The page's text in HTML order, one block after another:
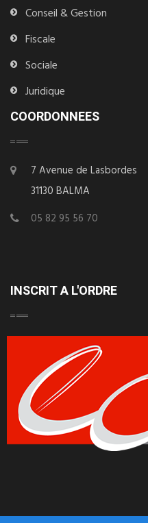
Conseil & Gestion
Fiscale
Sociale
Juridique
COORDONNEES
7 Avenue de Lasbordes
31130 BALMA
05 82 95 56 70
INSCRIT A L'ORDRE